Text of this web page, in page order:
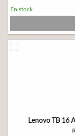
En stock
Lenovo TB 16